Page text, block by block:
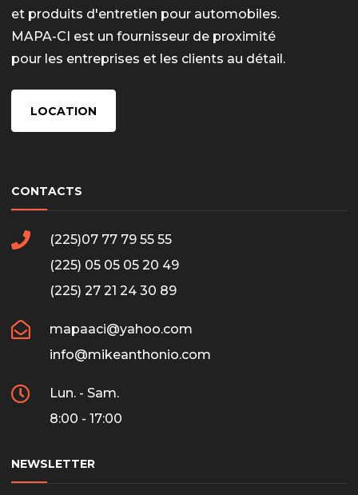
et produits d'entretien pour automobiles.
MAPA-CI est un fournisseur de proximité
pour les entreprises et les clients au détail.
LOCATION
CONTACTS
(225)07 77 79 55 55
(225) 05 05 05 20 49
(225) 27 21 24 30 89
mapaaci@yahoo.com
info@mikeanthonio.com
Lun. - Sam.
8:00 - 17:00
NEWSLETTER